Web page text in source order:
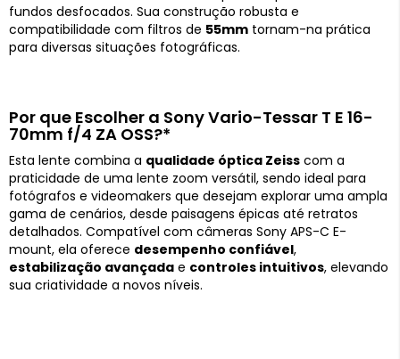
fundos desfocados. Sua construção robusta e
compatibilidade com filtros de 55mm tornam-na prática
para diversas situações fotográficas.
Por que Escolher a Sony Vario-Tessar T E 16-
70mm f/4 ZA OSS?*
Esta lente combina a qualidade óptica Zeiss com a
praticidade de uma lente zoom versátil, sendo ideal para
fotógrafos e videomakers que desejam explorar uma ampla
gama de cenários, desde paisagens épicas até retratos
detalhados. Compatível com câmeras Sony APS-C E-
mount, ela oferece desempenho confiável,
estabilização avançada e controles intuitivos, elevando
sua criatividade a novos níveis.